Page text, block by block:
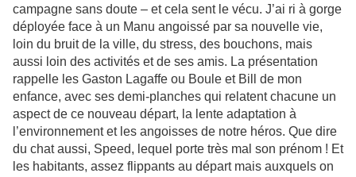
campagne sans doute – et cela sent le vécu. J’ai ri à gorge
déployée face à un Manu angoissé par sa nouvelle vie,
loin du bruit de la ville, du stress, des bouchons, mais
aussi loin des activités et de ses amis. La présentation
rappelle les Gaston Lagaffe ou Boule et Bill de mon
enfance, avec ses demi-planches qui relatent chacune un
aspect de ce nouveau départ, la lente adaptation à
l’environnement et les angoisses de notre héros. Que dire
du chat aussi, Speed, lequel porte très mal son prénom ! Et
les habitants, assez flippants au départ mais auxquels on